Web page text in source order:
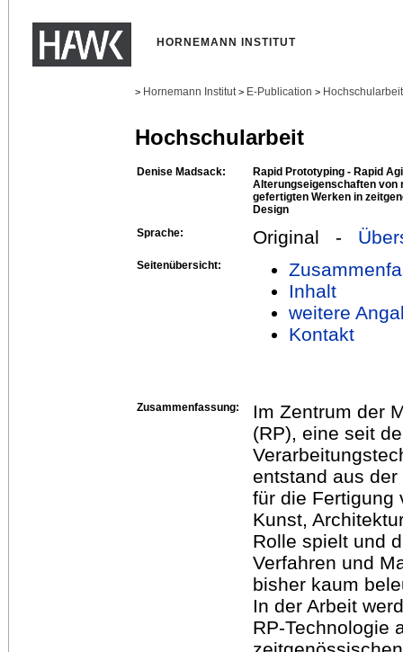
HORNEMANN INSTITUT
> Hornemann Institut > E-Publication >
Hochschularbeit
Denise Madsack:
Rapid Prototyping - Rapid
Alterungseigenschaften von
gefertigten Werken in
Design
Sprache:
Original -
Seitenübersicht:
Inhalt
weitere
Kontakt
Zusammenfassung:
Im Zentrum der
(RP), eine seit
entstand aus
für die Fertigung
Kunst,
Rolle spielt und
Verfahren und
bisher kaum
In der Arbeit
RP-Technologie